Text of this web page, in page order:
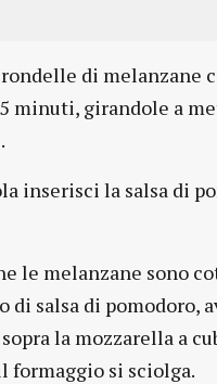
di melanzane
minuti, girandole a
inserisci la salsa di
le melanzane sono
di salsa di pomodoro,
la mozzarella a
formaggio si sciolga.